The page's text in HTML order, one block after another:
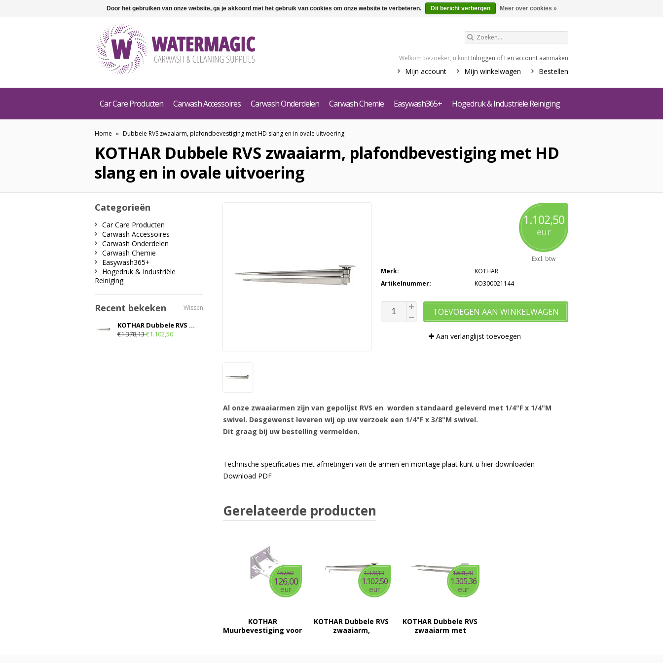
Welkom bezoeker, u kunt Inloggen of Een account aanmaken
Mijn account Mijn winkelwagen Bestellen
Car Care Producten Carwash Accessoires Carwash Onderdelen Carwash Chemie Easywash365+ Hogedruk & Industriële Reiniging
Home » Dubbele RVS zwaaiarm, plafondbevestiging met HD slang en in ovale uitvoering
KOTHAR Dubbele RVS zwaaiarm, plafondbevestiging met HD
slang en in ovale uitvoering
1.102,50
eur
Excl. btw
Merk:
KOTHAR
Artikelnummer:
KO300021144
TOEVOEGEN AAN WINKELWAGEN
Aan verlanglijst toevoegen
Al onze zwaaiarmen zijn van gepolijst RVS en worden standaard geleverd met 1/4"F x 1/4"M
swivel. Desgewenst leveren wij op uw verzoek een 1/4"F x 3/8"M swivel.
Dit graag bij uw bestelling vermelden.
Technische specificaties met afmetingen van de armen en montage plaat kunt u hier downloaden
Download PDF
Gerelateerde producten
157,50
126,00
eur
KOTHAR
Muurbevestiging voor
1.378,13
1.102,50
eur
KOTHAR Dubbele RVS
zwaaiarm,
1.631,70
1.305,36
eur
KOTHAR Dubbele RVS
zwaaiarm met
Categorieën
Car Care Producten
Carwash Accessoires
Carwash Onderdelen
Carwash Chemie
Easywash365+
Hogedruk & Industriële
Reiniging
Recent bekeken Wissen
KOTHAR Dubbele RVS zwaaiarm, plafondbevestiging met HD slang en in ovale uitvoering
€1.378,13€1.102,50
Door het gebruiken van onze website, ga je akkoord met het gebruik van cookies om onze website te verbeteren. Dit bericht verbergen Meer over cookies »